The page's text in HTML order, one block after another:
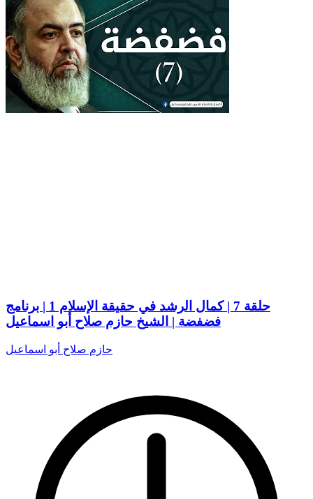
حلقة 7 | كمال الرشد في حقيقة الإسلام 1 | برنامج
فضفضة | الشيخ حازم صلاح أبو اسماعيل
حازم صلاح أبو اسماعيل